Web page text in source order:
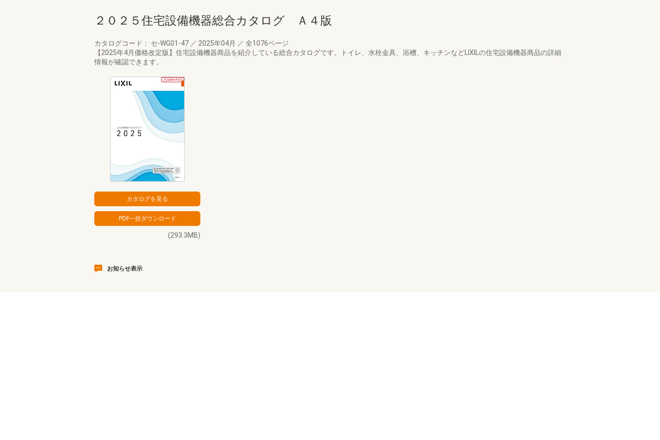
２０２５住宅設備機器総合カタログ Ａ４版
カタログコード： セ-WG01-47 ／ 2025年04月 ／ 全1076ページ
【2025年4月価格改定版】住宅設備機器商品を紹介している総合カタログです。トイレ、水栓金具、浴槽、キッチンなどLIXILの住宅設備機器商品の詳細
情報が確認できます。
(293.3MB)
お知らせ表示